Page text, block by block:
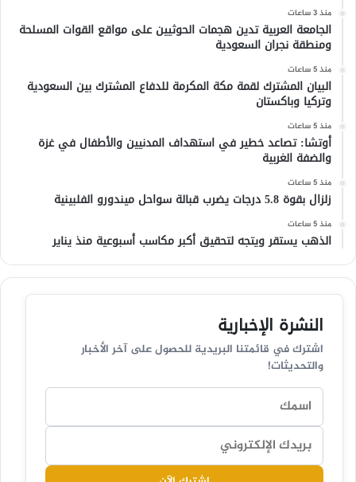
منذ 3 ساعات
الجامعة العربية تدين هجمات الحوثيين على مواقع القوات المسلحة
ومنطقة نجران السعودية
منذ 5 ساعات
البيان المشترك لقمة مكة المكرمة للدفاع المشترك بين السعودية
وتركيا وباكستان
منذ 5 ساعات
أوتشا: تصاعد خطير في استهداف المدنيين والأطفال في غزة
والضفة الغربية
منذ 5 ساعات
زلزال بقوة 5.8 درجات يضرب قبالة سواحل ميندورو الفلبينية
منذ 5 ساعات
الذهب يستقر ويتجه لتحقيق أكبر مكاسب أسبوعية منذ يناير
النشرة الإخبارية
اشترك في قائمتنا البريدية للحصول على آخر الأخبار
والتحديثات!